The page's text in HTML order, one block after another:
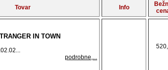
Tovar Info
IN TOWN
podrobne,...